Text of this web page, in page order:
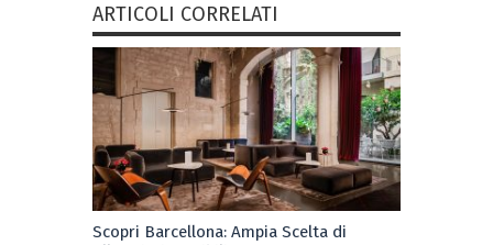
ARTICOLI CORRELATI
Scopri Barcellona: Ampia Scelta di